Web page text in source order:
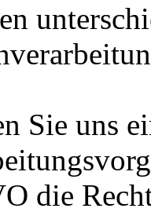
Sie uns
die